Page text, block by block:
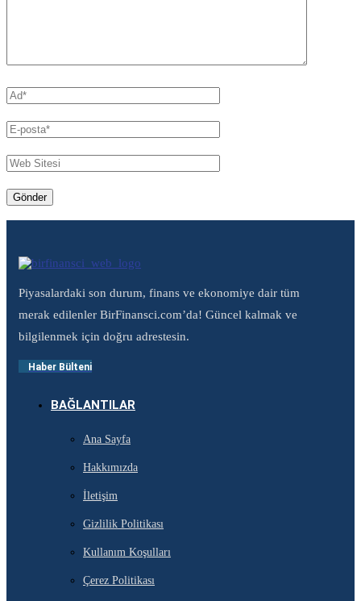
Piyasalardaki son durum, finans ve ekonomiye dair tüm
merak edilenler BirFinansci.com’da! Güncel kalmak ve
bilgilenmek için doğru adrestesin.
Haber Bülteni
BAĞLANTILAR
Ana Sayfa
Hakkımızda
İletişim
Gizlilik Politikası
Kullanım Koşulları
Çerez Politikası